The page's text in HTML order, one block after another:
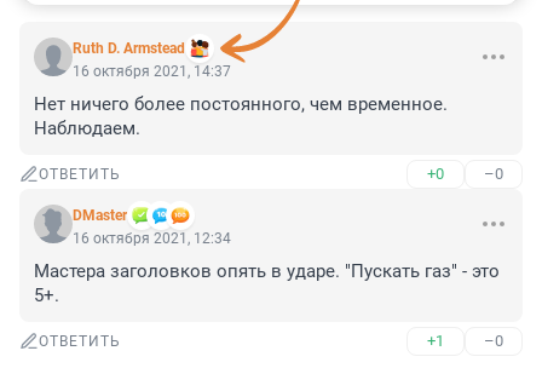
Ruth D. Armstead
16 октября 2021, 14:37
Нет ничего более постоянного, чем временное.
Наблюдаем.
ОТВЕТИТЬ +0 –0
DMaster
16 октября 2021, 12:34
Мастера заголовков опять в ударе. "Пускать газ" - это
5+.
ОТВЕТИТЬ +1 –0